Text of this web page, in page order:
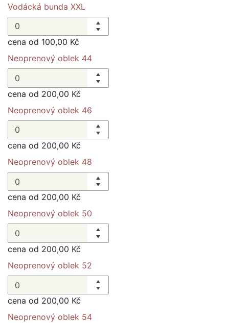
Vodácká bunda XXL
cena od 100,00 Kč
Neoprenový oblek 44
cena od 200,00 Kč
Neoprenový oblek 46
cena od 200,00 Kč
Neoprenový oblek 48
cena od 200,00 Kč
Neoprenový oblek 50
cena od 200,00 Kč
Neoprenový oblek 52
cena od 200,00 Kč
Neoprenový oblek 54